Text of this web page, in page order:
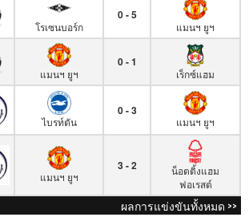
โรเซนบอร์ก
0 - 5
แมนฯ ยูฯ
แมนฯ ยูฯ
0 - 1
เร็กซ์แฮม
ไบรท์ตัน
0 - 3
แมนฯ ยูฯ
แมนฯ ยูฯ
3 - 2
น็อตติ้งแฮม
ฟอเรสต์
ผลการแข่งขันทั้งหมด >>